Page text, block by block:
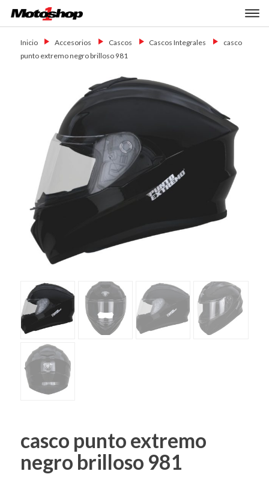
Motoshop
Ezeiza
Primary Menu
Inicio→ Accesorios → Cascos → Cascos Integrales →
casco
punto extremo negro brilloso 981
casco punto extremo
negro brilloso 981